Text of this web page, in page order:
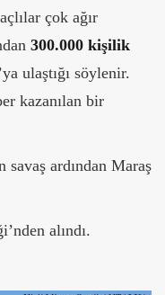
çok ağır
300.000 kişilik
ulaştığı söylenir.
kazanılan bir
ardından Maraş
alındı.